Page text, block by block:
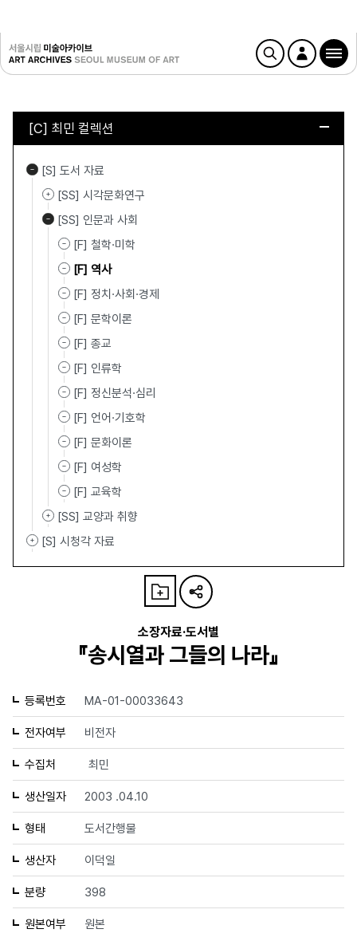
[C] 최민 컬렉션
[S] 도서 자료
[SS] 시각문화연구
[SS] 인문과 사회
[F] 철학·미학
[F] 역사
[F] 정치·사회·경제
[F] 문학이론
[F] 종교
[F] 인류학
[F] 정신분석·심리
[F] 언어·기호학
[F] 문화이론
[F] 여성학
[F] 교육학
[SS] 교양과 취향
[S] 시청각 자료
소장자료·도서별
『송시열과 그들의 나라』
등록번호 MA-01-00033643
전자여부 비전자
수집처 최민
생산일자 2003 .04.10
형태 도서간행물
생산자 이덕일
분량 398
원본여부 원본